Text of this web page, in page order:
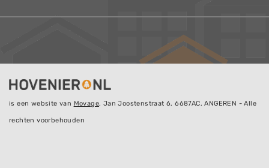
is een website van Movage, Jan Joostenstraat 6, 6687AC, ANGEREN - Alle
rechten voorbehouden